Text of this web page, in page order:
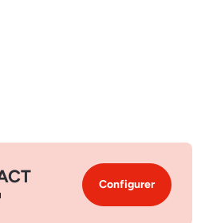
Configurer